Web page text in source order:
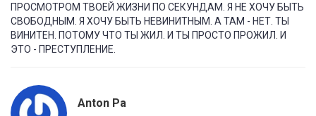
ПРОСМОТРОМ ТВОЕЙ ЖИЗНИ ПО СЕКУНДАМ. Я НЕ ХОЧУ БЫТЬ
СВОБОДНЫМ. Я ХОЧУ БЫТЬ НЕВИНИТНЫМ. А ТАМ - НЕТ. ТЫ
ВИНИТЕН. ПОТОМУ ЧТО ТЫ ЖИЛ. И ТЫ ПРОСТО ПРОЖИЛ. И
ЭТО - ПРЕСТУПЛЕНИЕ.
Anton Pa